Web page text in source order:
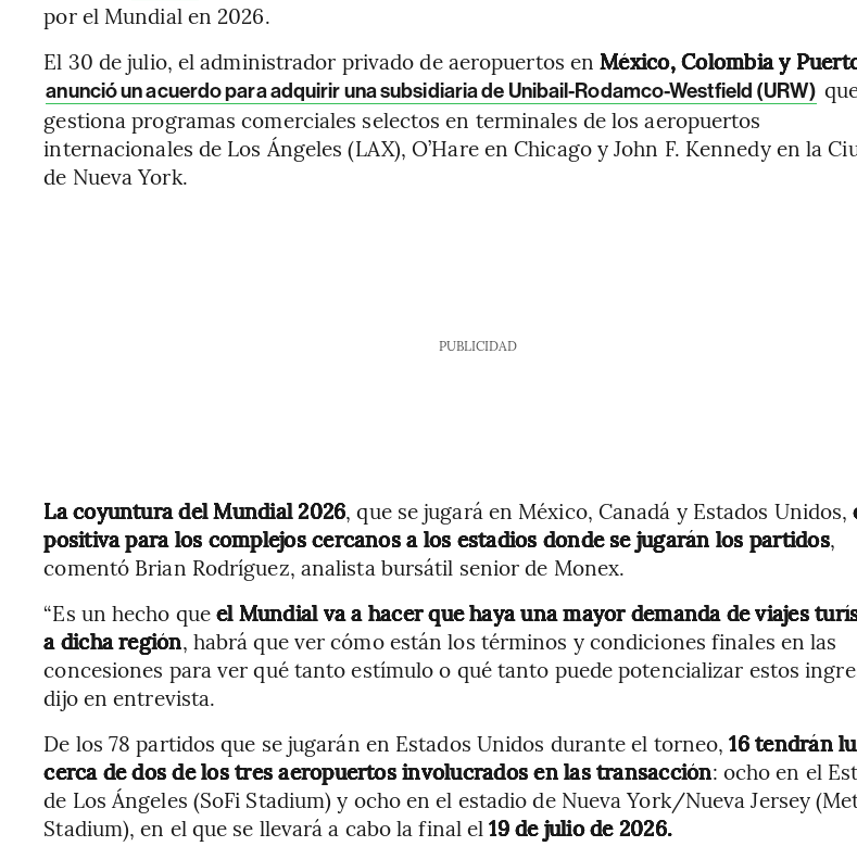
por el Mundial en 2026.
El 30 de julio, el administrador privado de aeropuertos enMéxico, Colombia y
anunció un acuerdo para adquirir una subsidiaria de Unibail-Rodamco-Westfield (URW)
gestiona programas comerciales selectos en terminales de los aeropuertos
internacionales de Los Ángeles (LAX), O’Hare en Chicago y John F. Kennedy en la
de Nueva York.
PUBLICIDAD
La coyuntura del Mundial 2026, que se jugará en México, Canadá y Estados Unidos,
positiva para los complejos cercanos a los estadios donde se jugarán los partidos,
comentó Brian Rodríguez, analista bursátil senior de Monex.
“Es un hecho queel Mundial va a hacer que haya una mayor demanda de viajes
a dicha región, habrá que ver cómo están los términos y condiciones finales en las
concesiones para ver qué tanto estímulo o qué tanto puede potencializar estos
dijo en entrevista.
De los 78 partidos que se jugarán en Estados Unidos durante el torneo,16 tendrán
cerca de dos de los tres aeropuertos involucrados en las transacción: ocho en el
de Los Ángeles (SoFi Stadium) y ocho en el estadio de Nueva York/Nueva Jersey
Stadium), en el que se llevará a cabo la final el19 de julio de 2026.